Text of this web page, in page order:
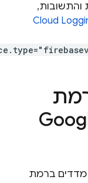
.